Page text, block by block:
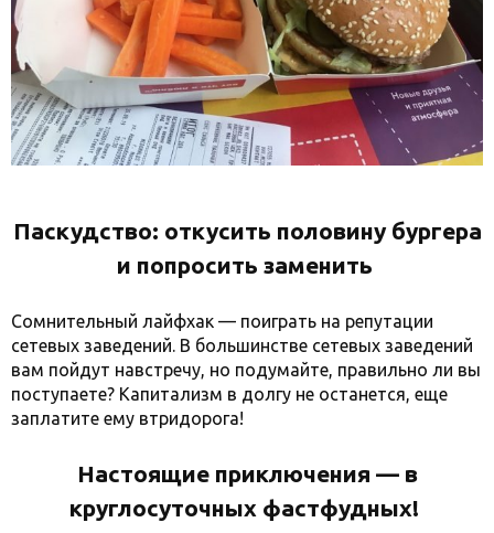
Паскудство: откусить половину бургера
и попросить заменить
Сомнительный лайфхак — поиграть на репутации
сетевых заведений. В большинстве сетевых заведений
вам пойдут навстречу, но подумайте, правильно ли вы
поступаете? Капитализм в долгу не останется, еще
заплатите ему втридорога!
Настоящие приключения — в
круглосуточных фастфудных!